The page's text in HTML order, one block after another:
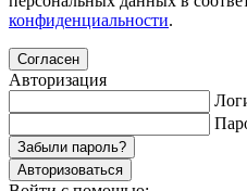
конфиденциальности.
Согласен
Авторизация
Забыли пароль?
Авторизоваться